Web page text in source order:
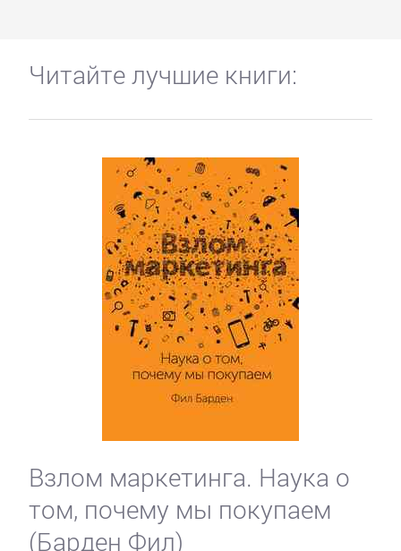
Читайте лучшие книги:
Взлом маркетинга. Наука о
том, почему мы покупаем
(Барден Фил)